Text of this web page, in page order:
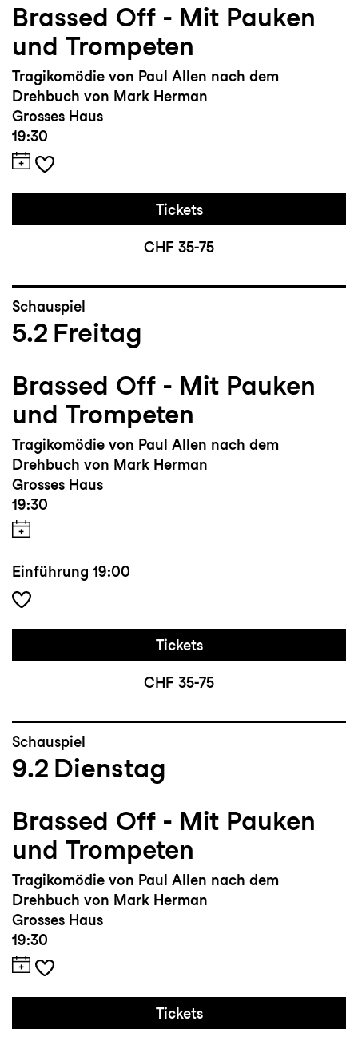
Brassed Off - Mit Pauken
und Trompeten
Tragikomödie von Paul Allen nach dem
Drehbuch von Mark Herman
Grosses Haus
19:30
Tickets
CHF 35-75
Schauspiel
5.2 Freitag
Brassed Off - Mit Pauken
und Trompeten
Tragikomödie von Paul Allen nach dem
Drehbuch von Mark Herman
Grosses Haus
19:30
Einführung 19:00
Tickets
CHF 35-75
Schauspiel
9.2 Dienstag
Brassed Off - Mit Pauken
und Trompeten
Tragikomödie von Paul Allen nach dem
Drehbuch von Mark Herman
Grosses Haus
19:30
Tickets